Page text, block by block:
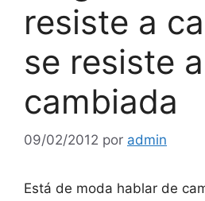
resiste a
se resiste
cambiada
09/02/2012 por admin
Está de moda hablar de